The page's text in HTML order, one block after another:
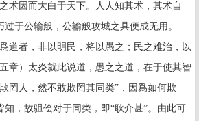
术因而大白于天下。人人知其术，其术自
于公输般，公输般攻城之具便成无用。
道者，非以明民，将以愚之；民之难治，以
章）太炎就此说道，愚之之道，在于使其智
罔人，然不敢欺罔其同类”，因爲如何欺
知，故驵侩对于同类，即“耿介甚”。由此可